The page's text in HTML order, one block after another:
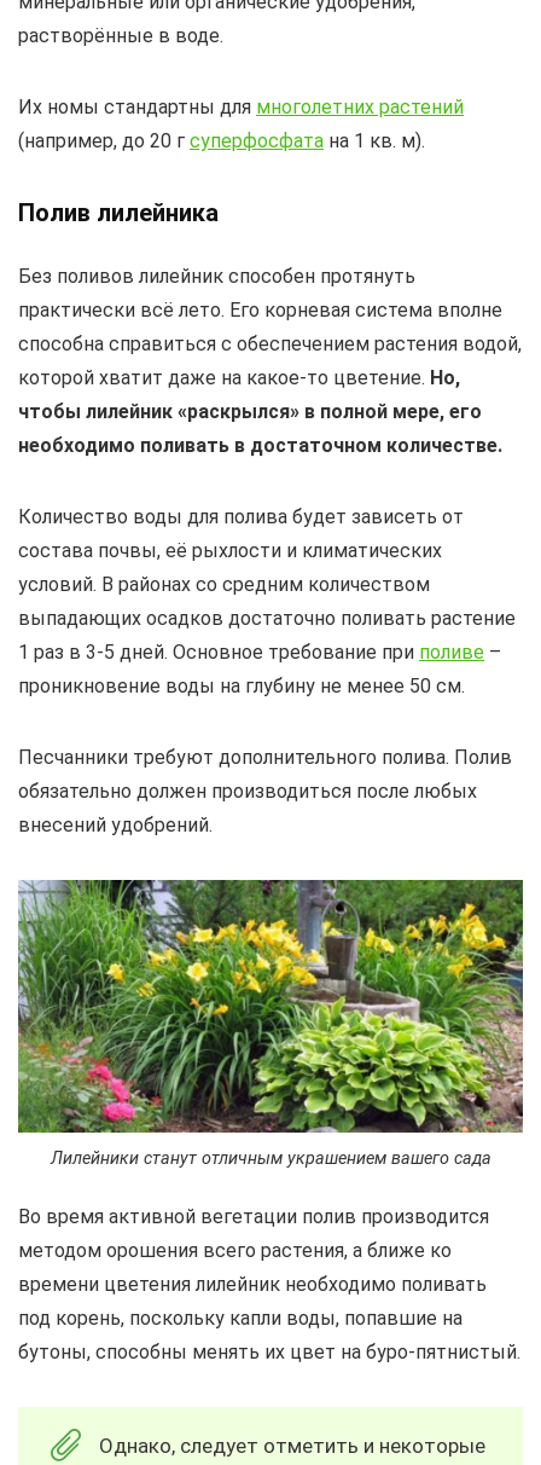
растворённые в воде.
Их номы стандартны для многолетних растений
(например, до 20 г суперфосфата на 1 кв. м).
Полив лилейника
Без поливов лилейник способен протянуть
практически всё лето. Его корневая система вполне
способна справиться с обеспечением растения водой,
которой хватит даже на какое-то цветение. Но,
чтобы лилейник «раскрылся» в полной мере, его
необходимо поливать в достаточном количестве.
Количество воды для полива будет зависеть от
состава почвы, её рыхлости и климатических
условий. В районах со средним количеством
выпадающих осадков достаточно поливать растение
1 раз в 3-5 дней. Основное требование при поливе –
проникновение воды на глубину не менее 50 см.
Песчанники требуют дополнительного полива. Полив
обязательно должен производиться после любых
внесений удобрений.
Лилейники станут отличным украшением вашего сада
Во время активной вегетации полив производится
методом орошения всего растения, а ближе ко
времени цветения лилейник необходимо поливать
под корень, поскольку капли воды, попавшие на
бутоны, способны менять их цвет на буро-пятнистый.
Однако, следует отметить и некоторые